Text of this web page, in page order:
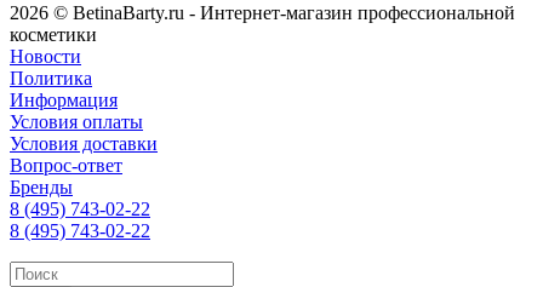
2026 © BetinaBarty.ru - Интернет-магазин профессиональной
косметики
Новости
Политика
Информация
Условия оплаты
Условия доставки
Вопрос-ответ
Бренды
8 (495) 743-02-22
8 (495) 743-02-22